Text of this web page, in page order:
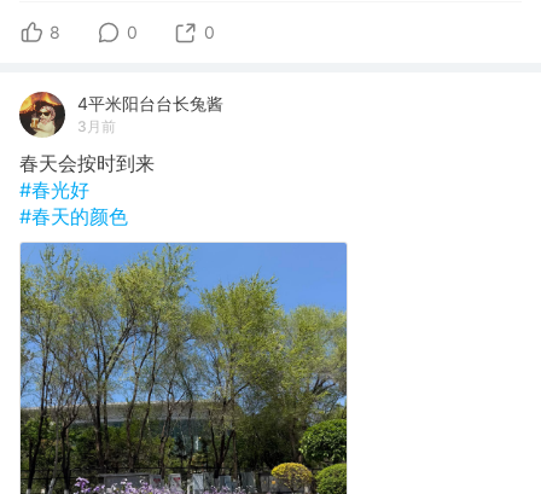
8 0 0
4平米阳台台长兔酱
3月前
春天会按时到来
#春光好
#春天的颜色